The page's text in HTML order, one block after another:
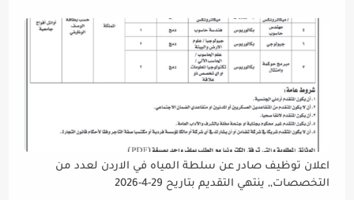
إتاحة الفرصة الكافية أمام الجميع لاستكمال إجراءات التقديم.
اعلان توظيف صادر عن سلطة المياه في الاردن لعدد من
التخصصات,, ينتهي التقديم بتاريح 29-4-2026